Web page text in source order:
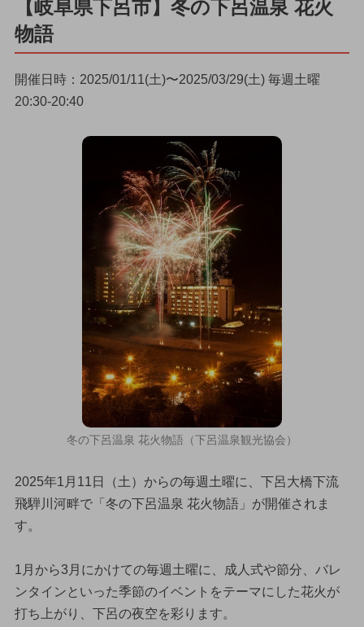
【岐阜県下呂市】冬の下呂温泉 花火
物語
開催日時：2025/01/11(土)〜2025/03/29(土) 毎週土曜
20:30-20:40
冬の下呂温泉 花火物語（下呂温泉観光協会）
2025年1月11日（土）からの毎週土曜に、下呂大橋下流
飛騨川河畔で「冬の下呂温泉 花火物語」が開催されま
す。
1月から3月にかけての毎週土曜に、成人式や節分、バレ
ンタインといった季節のイベントをテーマにした花火が
打ち上がり、下呂の夜空を彩ります。